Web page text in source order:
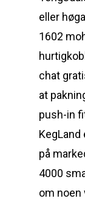
eller
1602
chat
at
push-in
på
4000
om noen